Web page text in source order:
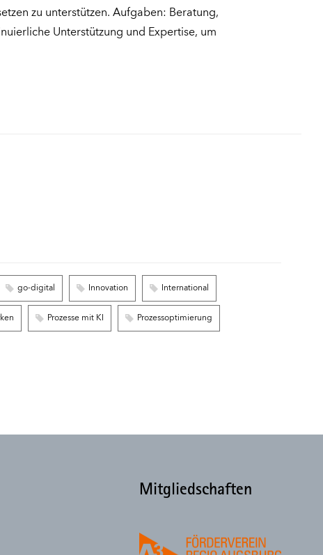
zu unterstützen. Aufgaben: Beratung,
Unterstützung und Expertise, um
go-digital Innovation International
Prozesse mit KI Prozessoptimierung
Mitgliedschaften